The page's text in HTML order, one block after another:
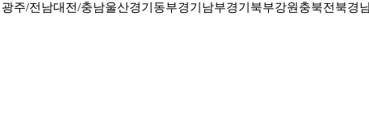
광주/전남대전/충남울산경기동부경기남부경기북부강원 충북전북경